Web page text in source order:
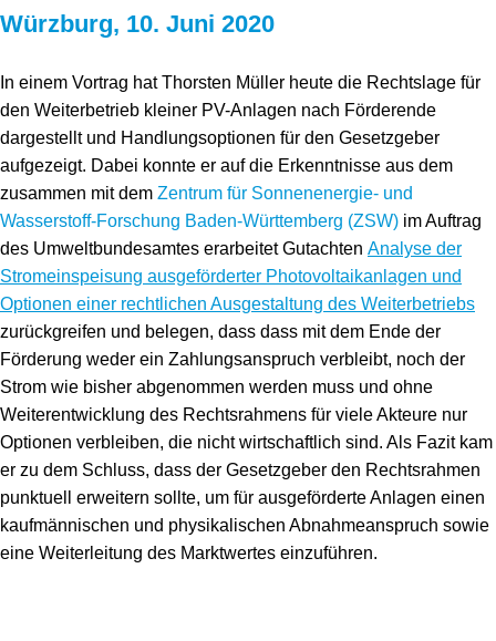
Speicher
Stromerzeugung
Wärme
Wasserstoff
Forschungsnetzwerk
Bibliothek
Newsletter
Infomaterial
Schriften zum Umweltenergierecht
Würzburg, 10. Juni 2020
In einem Vortrag hat Thorsten Müller heute die Rechtslage für
den Weiterbetrieb kleiner PV-Anlagen nach Förderende
dargestellt und Handlungsoptionen für den Gesetzgeber
aufgezeigt. Dabei konnte er auf die Erkenntnisse aus dem
zusammen mit dem Zentrum für Sonnenenergie- und
Wasserstoff-Forschung Baden-Württemberg (ZSW) im Auftrag
des Umweltbundesamtes erarbeitet Gutachten Analyse der
Stromeinspeisung ausgeförderter Photovoltaikanlagen und
Optionen einer rechtlichen Ausgestaltung des Weiterbetriebs
zurückgreifen und belegen, dass dass mit dem Ende der
Förderung weder ein Zahlungsanspruch verbleibt, noch der
Strom wie bisher abgenommen werden muss und ohne
Weiterentwicklung des Rechtsrahmens für viele Akteure nur
Optionen verbleiben, die nicht wirtschaftlich sind. Als Fazit kam
er zu dem Schluss, dass der Gesetzgeber den Rechtsrahmen
punktuell erweitern sollte, um für ausgeförderte Anlagen einen
kaufmännischen und physikalischen Abnahmeanspruch sowie
eine Weiterleitung des Marktwertes einzuführen.